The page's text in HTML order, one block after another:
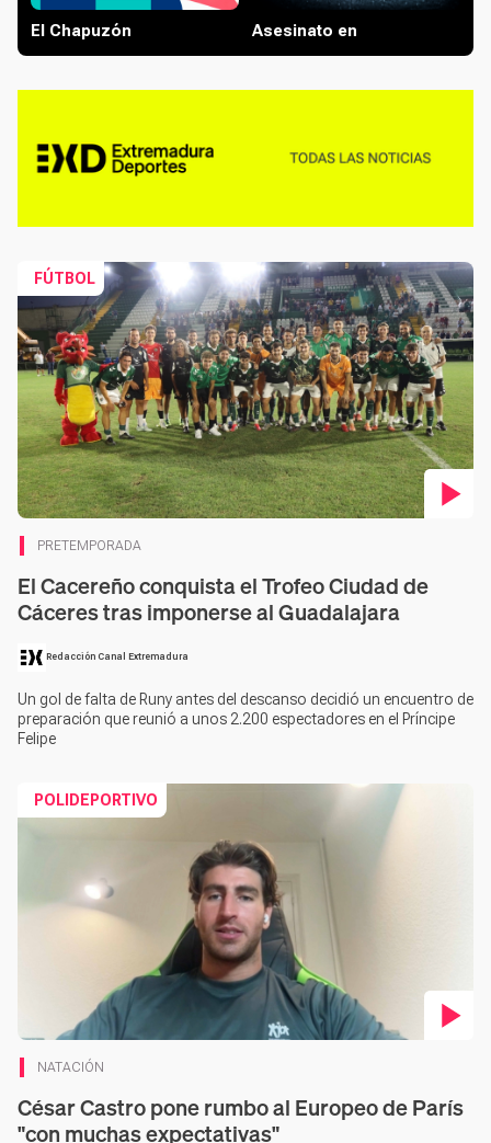
El Chapuzón Asesinato en
FÚTBOL
PRETEMPORADA
El Cacereño conquista el Trofeo Ciudad de
Cáceres tras imponerse al Guadalajara
Redacción Canal Extremadura
Un gol de falta de Runy antes del descanso decidió un encuentro de
preparación que reunió a unos 2.200 espectadores en el Príncipe
Felipe
POLIDEPORTIVO
NATACIÓN
César Castro pone rumbo al Europeo de París
"con muchas expectativas"